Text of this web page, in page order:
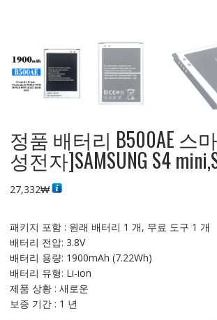
정품 배터리 B500AE 스
성전자]SAMSUNG S4
27,332₩
패키지 포함 : 원래 배터리 1 개, 무료 도구 1 개
배터리 전압: 3.8V
배터리 용량: 1900mAh (7.22Wh)
배터리 유형: Li-ion
제품 상황 : 새로운
보증 기간 : 1 년